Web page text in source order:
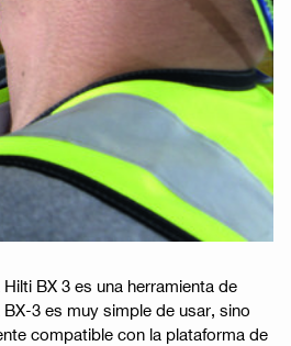
BX 3 es una herramienta de
3 es muy simple de usar, sino
compatible con la plataforma de